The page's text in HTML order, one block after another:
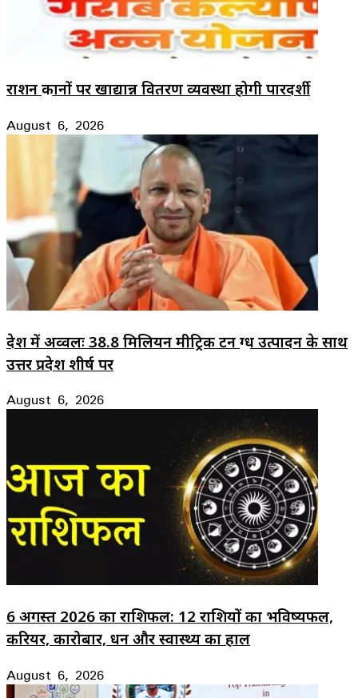
राशन दुकानों पर खाद्यान्न वितरण व्यवस्था होगी पारदर्शी
August 6, 2026
देश में अव्वलः 38.8 मिलियन मीट्रिक टन दुग्ध उत्पादन के साथ
उत्तर प्रदेश शीर्ष पर
August 6, 2026
6 अगस्त 2026 का राशिफल: 12 राशियों का भविष्यफल,
करियर, कारोबार, धन और स्वास्थ्य का हाल
August 6, 2026